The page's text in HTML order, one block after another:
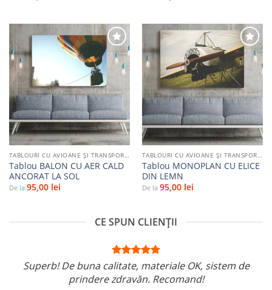
Adaugă
favorite
TABLOURI CU AVIOANE ȘI TRANSPORT AERIAN
Tablou BALON CU AER CALD
ANCORAT LA SOL
De la 95,00 lei
Adaugă
la
favorite
TABLOURI CU AVIOANE ȘI TRANSPORT AERIAN
Tablou MONOPLAN CU ELICE
DIN LEMN
De la 95,00 lei
CE SPUN CLIENȚII
Superb! De buna calitate, materiale OK, sistem de
prindere zdravăn. Recomand!